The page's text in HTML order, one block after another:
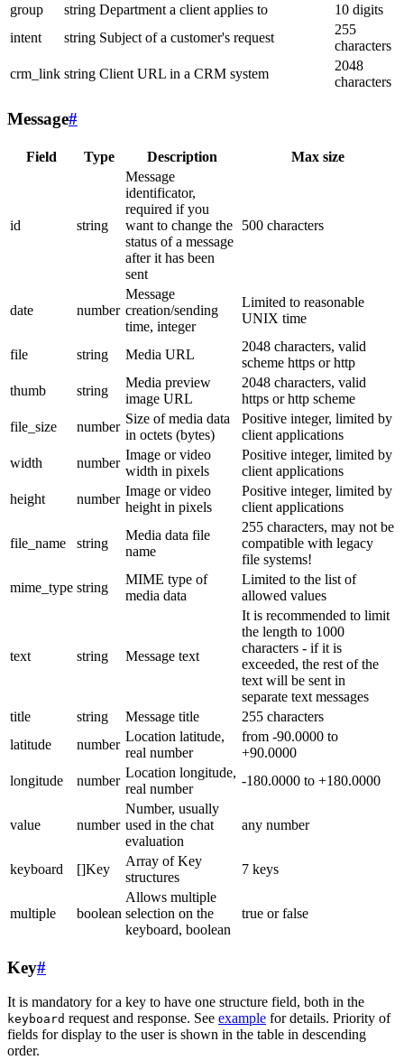
group
string Department a client applies to
10 digits
intent
string Subject of a customer's request
255
characters
crm_link string Client URL in a CRM system
2048
characters
Message#
Field Type Description Max size
id string
Message
identificator,
required if you
want to change the
status of a message
after it has been
sent
500 characters
date number
Message
creation/sending
time, integer
Limited to reasonable
UNIX time
file string Media URL
2048 characters, valid
scheme https or http
thumb
string
Media preview
image URL
2048 characters, valid
https or http scheme
file_size
number
Size of media data
in octets (bytes)
Positive integer, limited by
client applications
width
number
Image or video
width in pixels
Positive integer, limited by
client applications
height
number
Image or video
height in pixels
Positive integer, limited by
client applications
file_name string
Media data file
name
255 characters, may not be
compatible with legacy
file systems!
mime_type string
MIME type of
media data
Limited to the list of
allowed values
text string Message text
It is recommended to limit
the length to 1000
characters - if it is
exceeded, the rest of the
text will be sent in
separate text messages
title
string Message title
255 characters
latitude
number
Location latitude,
real number
from -90.0000 to
+90.0000
longitude
number
Location longitude,
real number
-180.0000 to +180.0000
value number
Number, usually
used in the chat
evaluation
any number
keyboard []Key
Array of Key
structures
7 keys
multiple boolean
Allows multiple
selection on the
keyboard, boolean
true or false
Key#
It is mandatory for a key to have one structure field, both in the
keyboard request and response. See example for details. Priority of
fields for display to the user is shown in the table in descending
order.